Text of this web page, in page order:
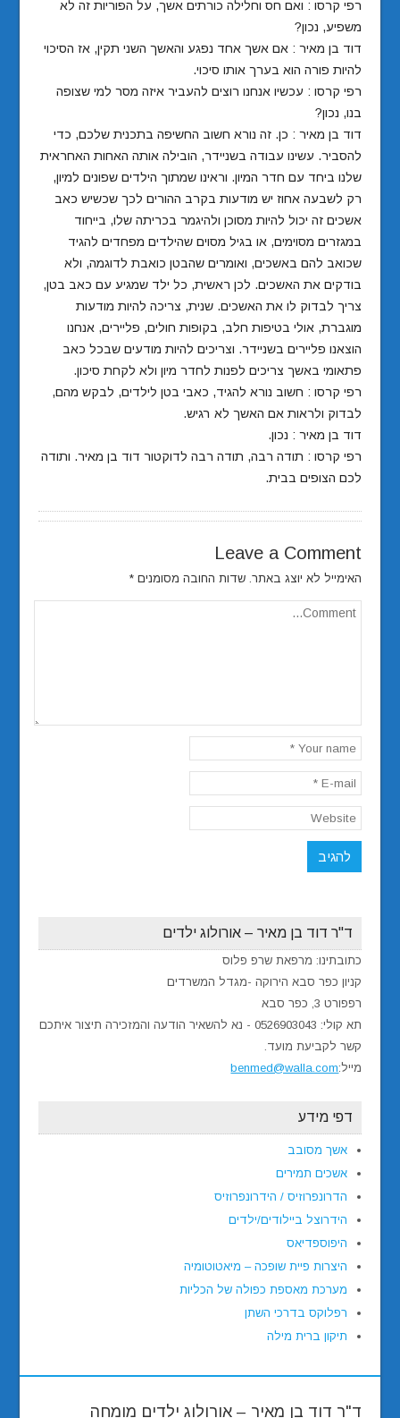
רפי קרסו : ואם חס וחלילה כורתים אשך, על הפוריות זה לא
משפיע, נכון?
דוד בן מאיר : אם אשך אחד נפגע והאשך השני תקין, אז הסיכוי
להיות פורה הוא בערך אותו סיכוי.
רפי קרסו : עכשיו אנחנו רוצים להעביר איזה מסר למי שצופה
בנו, נכון?
דוד בן מאיר : כן. זה נורא חשוב החשיפה בתכנית שלכם, כדי
להסביר. עשינו עבודה בשניידר, הובילה אותה האחות האחראית
שלנו ביחד עם חדר המיון. וראינו שמתוך הילדים שפונים למיון,
רק לשבעה אחוז יש מודעות בקרב ההורים לכך שכשיש כאב
אשכים זה יכול להיות מסוכן ולהיגמר בכריתה שלו, בייחוד
במגזרים מסוימים, או בגיל מסוים שהילדים מפחדים להגיד
שכואב להם באשכים, ואומרים שהבטן כואבת לדוגמה, ולא
בודקים את האשכים. לכן ראשית, כל ילד שמגיע עם כאב בטן,
צריך לבדוק לו את האשכים. שנית, צריכה להיות מודעות
מוגברת, אולי בטיפות חלב, בקופות חולים, פליירים, אנחנו
הוצאנו פליירים בשניידר. וצריכים להיות מודעים שבכל כאב
פתאומי באשך צריכים לפנות לחדר מיון ולא לקחת סיכון.
רפי קרסו : חשוב נורא להגיד, כאבי בטן לילדים, לבקש מהם,
לבדוק ולראות אם האשך לא רגיש.
דוד בן מאיר : נכון.
רפי קרסו : תודה רבה, תודה רבה לדוקטור דוד בן מאיר. ותודה
לכם הצופים בבית.
Leave a Comment
האימייל לא יוצג באתר. שדות החובה מסומנים *
ד"ר דוד בן מאיר – אורולוג ילדים
כתובתינו: מרפאת שרפ פלוס
קניון כפר סבא הירוקה -מגדל המשרדים
רפפורט 3, כפר סבא
תא קולי: 0526903043 - נא להשאיר הודעה והמזכירה תיצור איתכם
קשר לקביעת מועד.
מייל:benmed@walla.com
דפי מידע
אשך מסובב
אשכים תמירים
הדרונפרוזיס / הידרונפרוזיס
הידרוצל ביילודים/ילדים
היפוספדיאס
היצרות פיית שופכה – מיאטוטומיה
מערכת מאספת כפולה של הכליות
רפלוקס בדרכי השתן
תיקון ברית מילה
ד"ר דוד בן מאיר – אורולוג ילדים מומחה